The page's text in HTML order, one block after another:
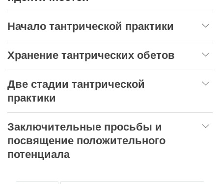
Начало тантрической практики
Хранение тантрических обетов
Две стадии тантрической
практики
Заключительные просьбы и
посвящение положительного
потенциала